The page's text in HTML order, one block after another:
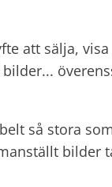
att sälja,
så stora
bilder